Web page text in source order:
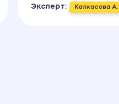
Эксперт: Калкасова А.